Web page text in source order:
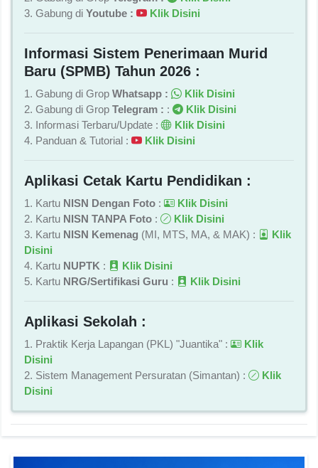
3. Gabung di Youtube : Klik Disini
Informasi Sistem Penerimaan Murid
Baru (SPMB) Tahun 2026 :
1. Gabung di Grop Whatsapp :
Klik Disini
2. Gabung di Grop Telegram : :
Klik Disini
3. Informasi Terbaru/Update :
Klik Disini
4. Panduan & Tutorial :
Klik Disini
Aplikasi Cetak Kartu Pendidikan :
1. Kartu NISN Dengan Foto :
Klik Disini
2. Kartu NISN TANPA Foto :
Klik Disini
3. Kartu NISN Kemenag (MI, MTS, MA, & MAK) :
Klik
Disini
4. Kartu NUPTK :
Klik Disini
5. Kartu NRG/Sertifikasi Guru : Klik Disini
Aplikasi Sekolah :
1. Praktik Kerja Lapangan (PKL) "Juantika" :
Klik
Disini
2. Sistem Management Persuratan (Simantan) :
Klik
Disini